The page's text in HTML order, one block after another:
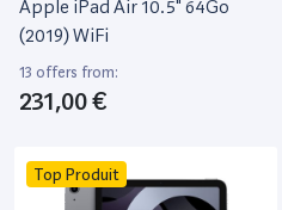
Apple iPad Air 10.5" 64Go
(2019) WiFi
13 offers from:
231,00 €
Top Produit